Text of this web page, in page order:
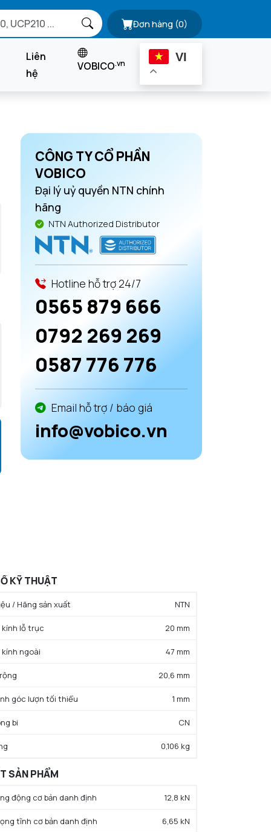
Đơn hàng (0)
Liên
hệ
VOBICO.vn VI
CÔNG TY CỔ PHẦN
VOBICO
Đại lý uỷ quyền NTN chính
hãng
NTN Authorized Distributor
Hotline hỗ trợ 24/7
0565 879 666
0792 269 269
0587 776 776
Email hỗ trợ / báo giá
info@vobico.vn
KỸ THUẬT
/ Hãng sản xuất NTN
lỗ trục 20 mm
kính ngoài 47 mm
20,6 mm
góc lượn tối thiểu 1 mm
bi CN
0,106 kg
SẢN PHẨM
động cơ bản danh định 12,8 kN
tĩnh cơ bản danh định 6,65 kN